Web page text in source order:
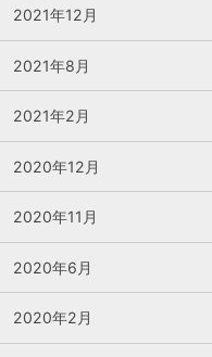
2021年12月
2021年8月
2021年2月
2020年12月
2020年11月
2020年6月
2020年2月